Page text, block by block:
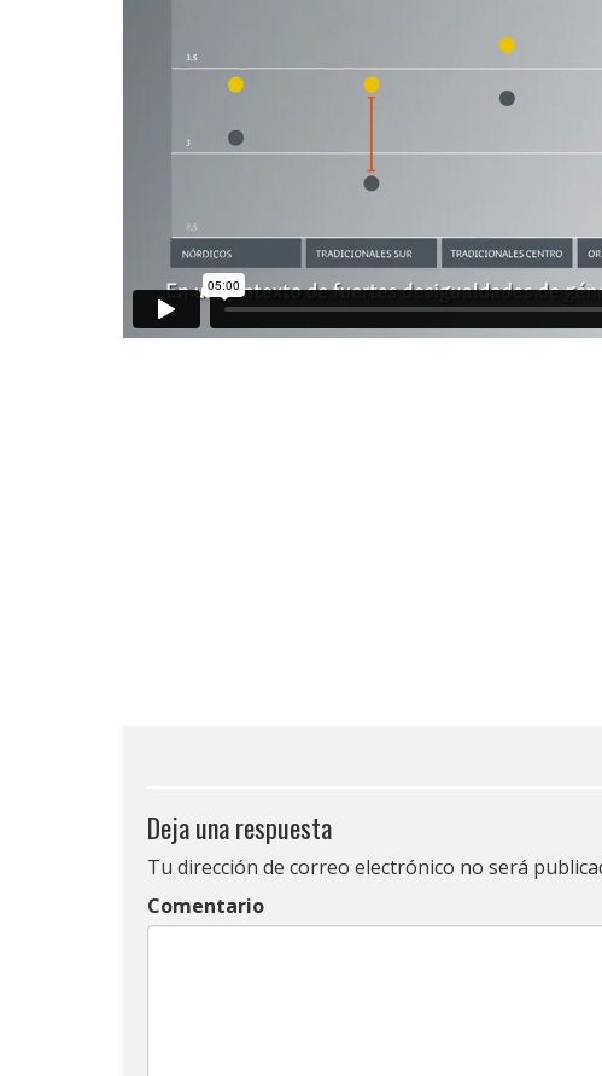
Deja una respuesta
Tu dirección de correo electrónico no será
Comentario